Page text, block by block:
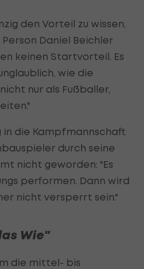
den Vorteil zu wissen,
Daniel Beichler
keinen Startvorteil. Es
wie die
nur als Fußballer,
in die Kampfmannschaft
durch seine
nicht geworden: "Es
performen. Dann wird
nicht versperrt sein."
Wie"
die mittel- bis